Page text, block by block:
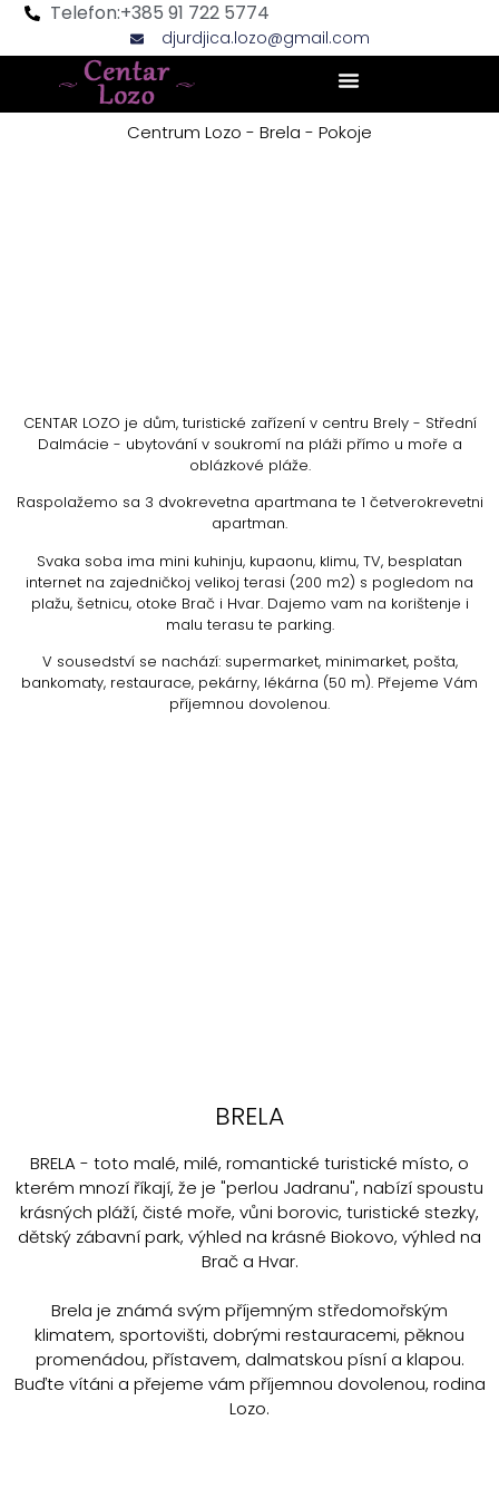
Telefon:+385 91 722 5774
djurdjica.lozo@gmail.com
Centrum Lozo - Brela - Pokoje
CENTAR LOZO je dům, turistické zařízení v centru Brely - Střední
Dalmácie - ubytování v soukromí na pláži přímo u moře a
oblázkové pláže.
Raspolažemo sa 3 dvokrevetna apartmana te 1 četverokrevetni
apartman.
Svaka soba ima mini kuhinju, kupaonu, klimu, TV, besplatan
internet na zajedničkoj velikoj terasi (200 m2) s pogledom na
plažu, šetnicu, otoke Brač i Hvar. Dajemo vam na korištenje i
malu terasu te parking.
V sousedství se nachází: supermarket, minimarket, pošta,
bankomaty, restaurace, pekárny, lékárna (50 m). Přejeme Vám
příjemnou dovolenou.
BRELA
BRELA - toto malé, milé, romantické turistické místo, o
kterém mnozí říkají, že je "perlou Jadranu", nabízí spoustu
krásných pláží, čisté moře, vůni borovic, turistické stezky,
dětský zábavní park, výhled na krásné Biokovo, výhled na
Brač a Hvar.
Brela je známá svým příjemným středomořským
klimatem, sportovišti, dobrými restauracemi, pěknou
promenádou, přístavem, dalmatskou písní a klapou.
Buďte vítáni a přejeme vám příjemnou dovolenou, rodina
Lozo.